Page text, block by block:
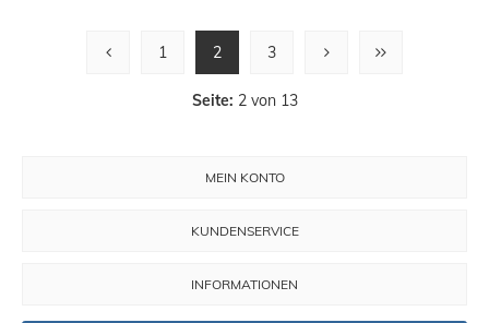
1 2 3
Seite: 2 von 13
MEIN KONTO
KUNDENSERVICE
INFORMATIONEN